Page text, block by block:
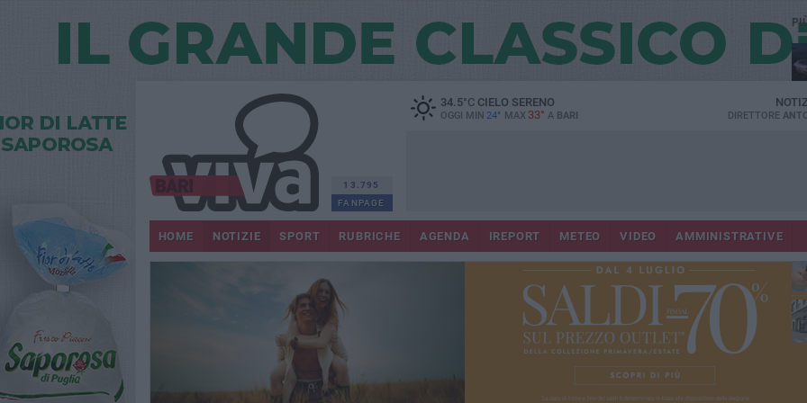
13.795
FANPAGE
34.5°CCIELO SERENO
OGGI MIN 24° MAX 33° A BARI DIRETTORE
HOME NOTIZIE SPORT RUBRICHE AGENDA IREPORT METEO VIDEO AMMINISTRATIVE